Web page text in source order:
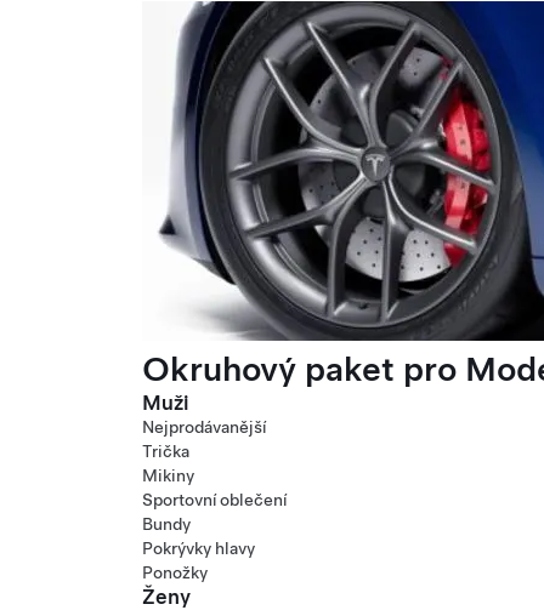
Okruhový paket pro
Muži
Nejprodávanější
Trička
Mikiny
Sportovní oblečení
Bundy
Pokrývky hlavy
Ponožky
Ženy